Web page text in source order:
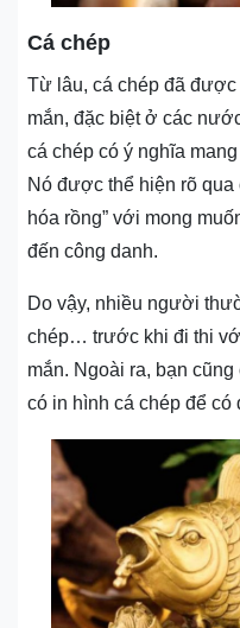
Cá chép
Từ lâu, cá chép đã
mắn, đặc biệt ở các
cá chép có ý nghĩa
Nó được thể hiện rõ qua
hóa rồng” với mong
đến công danh.
Do vậy, nhiều người
chép… trước khi đi thi
mắn. Ngoài ra, bạn
có in hình cá chép để